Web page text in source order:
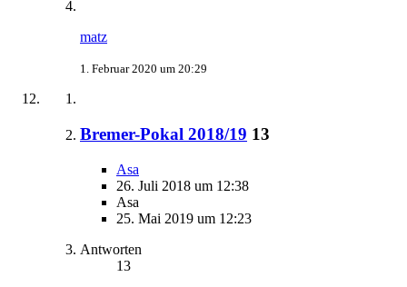
matz
1. Februar 2020 um 20:29
Bremer-Pokal 2018/19 13
Asa
26. Juli 2018 um 12:38
Asa
25. Mai 2019 um 12:23
Antworten
13